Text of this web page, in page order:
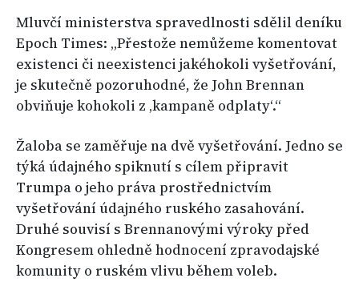
Mluvčí ministerstva spravedlnosti sdělil deníku
Epoch Times: „Přestože nemůžeme komentovat
existenci či neexistenci jakéhokoli vyšetřování,
je skutečně pozoruhodné, že John Brennan
obviňuje kohokoli z ‚kampaně odplaty‘.“
Žaloba se zaměřuje na dvě vyšetřování. Jedno se
týká údajného spiknutí s cílem připravit
Trumpa o jeho práva prostřednictvím
vyšetřování údajného ruského zasahování.
Druhé souvisí s Brennanovými výroky před
Kongresem ohledně hodnocení zpravodajské
komunity o ruském vlivu během voleb.